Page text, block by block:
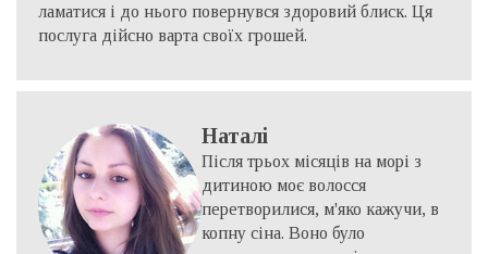
ламатися і до нього повернувся здоровий блиск. Ця
послуга дійсно варта своїх грошей.
Наталі
Після трьох місяців на морі з
дитиною моє волосся
перетворилися, м'яко кажучи, в
копну сіна. Воно було